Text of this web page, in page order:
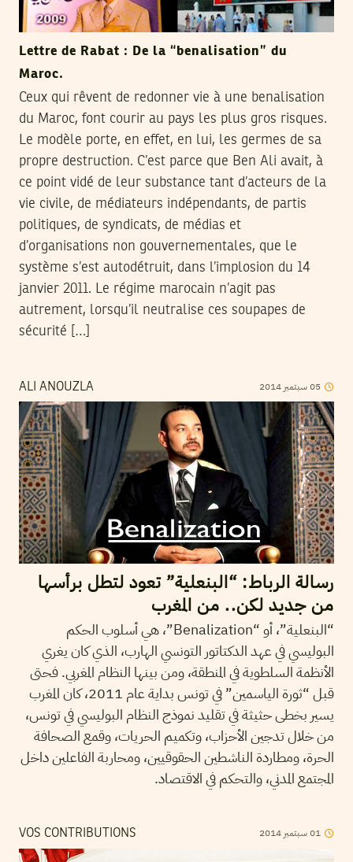
Lettre de Rabat : De la “benalisation” du
Maroc.
Ceux qui rêvent de redonner vie à une benalisation
du Maroc, font courir au pays les plus gros risques.
Le modèle porte, en effet, en lui, les germes de sa
propre destruction. C’est parce que Ben Ali avait, à
ce point vidé de leur substance tant d’acteurs de la
vie civile, de médiateurs indépendants, de partis
politiques, de syndicats, de médias et
d’organisations non gouvernementales, que le
système s’est autodétruit, dans l’implosion du 14
janvier 2011. Le régime marocain n’agit pas
autrement, lorsqu’il neutralise ces soupapes de
sécurité […]
ALI ANOUZLA 05سبتمبر 2014
رسالة الرباط: “البنعلية” تعود لتطل برأسها
من جديد لكن.. من المغرب
“البنعلية”، أو “Benalization”، هي أسلوب الحكم
البوليسي في عهد الدكتاتور التونسي الهارب، الذي كان يغري
الأنظمة السلطوية في المنطقة، ومن بينها النظام المغربي. فحتى
قبل “ثورة الياسمين” في تونس بداية عام 2011، كان المغرب
يسير بخطى حثيثة في تقليد نموذج النظام البوليسي في تونس،
من خلال تدجين الأحزاب، وتكميم الحريات، وقمع الصحافة
الحرة، ومطاردة الناشطين الحقوقيين، ومحاربة الفاعلين داخل
المجتمع المدني، والتحكم في الاقتصاد.
VOS CONTRIBUTIONS 01سبتمبر 2014